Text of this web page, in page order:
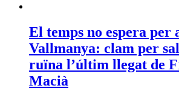
El temps no espera per
Vallmanya: clam per
ruïna l’últim llegat de
Macià